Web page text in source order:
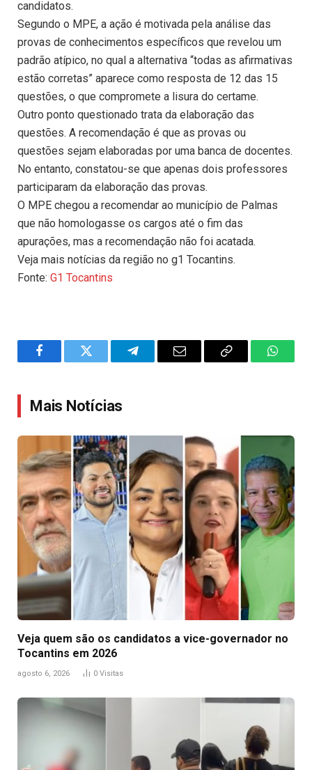
candidatos.
Segundo o MPE, a ação é motivada pela análise das
provas de conhecimentos específicos que revelou um
padrão atípico, no qual a alternativa “todas as afirmativas
estão corretas” aparece como resposta de 12 das 15
questões, o que compromete a lisura do certame.
Outro ponto questionado trata da elaboração das
questões. A recomendação é que as provas ou
questões sejam elaboradas por uma banca de docentes.
No entanto, constatou-se que apenas dois professores
participaram da elaboração das provas.
O MPE chegou a recomendar ao município de Palmas
que não homologasse os cargos até o fim das
apurações, mas a recomendação não foi acatada.
Veja mais notícias da região no g1 Tocantins.
Fonte: G1 Tocantins
FacebookTwitter TelegramEmail
Copy
Mais Notícias
Veja quem são os candidatos a vice-governador no
Tocantins em 2026
agosto 6, 2026 0 Visitas